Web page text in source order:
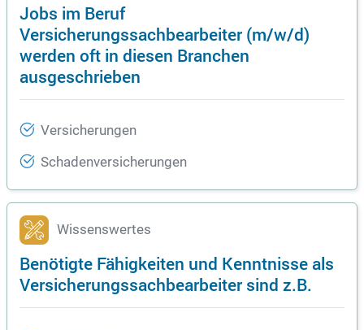
Jobs im Beruf
Versicherungssachbearbeiter (m/w/d)
werden oft in diesen Branchen
ausgeschrieben
Versicherungen
Schadenversicherungen
Wissenswertes
Benötigte Fähigkeiten und Kenntnisse als
Versicherungssachbearbeiter sind z.B.